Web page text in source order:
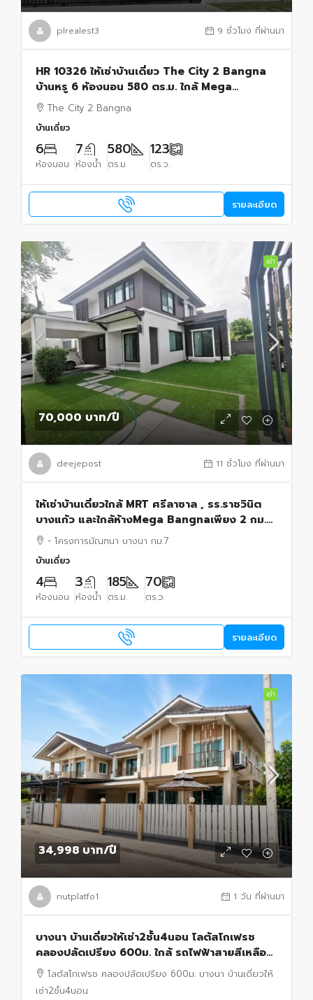
plrealest3 9 ชั่วโมง ที่ผ่านมา
HR 10326 ให้เช่าบ้านเดี่ยว The City 2 Bangna
บ้านหรู 6 ห้องนอน 580 ตร.ม. ใกล้ Mega
Bangna และโรงเรียนนานาชาติ
The City 2 Bangna
บ้านเดี่ยว
6
ห้องนอน
7
ห้องน้ำ
580
ตร.ม.
123
ตร.ว.
รายละเอียด
เช่า
70,000 บาท/ปี
deejepost 11 ชั่วโมง ที่ผ่านมา
ให้เช่าบ้านเดี่ยวใกล้ MRT ศรีลาซาล , รร.ราชวินิต
บางแก้ว และใกล้ห้างMega Bangnaเพียง 2 กม.
ใกล้ทางด่วน โครงการมัณฑนา บางนา กม.7
- โครงการมัณฑนา บางนา กม.7
บ้านเดี่ยว
4
ห้องนอน
3
ห้องน้ำ
185
ตร.ม.
70
ตร.ว.
รายละเอียด
เช่า
34,998 บาท/ปี
nutplatfo1 1 วัน ที่ผ่านมา
บางนา บ้านเดี่ยวให้เช่า2ชั้น4นอน โลตัสโกเฟรช
คลองปลัดเปรียง 600ม. ใกล้ รถไฟฟ้าสายสีเหลือง
สถานีศรีด่าน650 ม.เมกา บางนา 1 กม.
โลตัสโกเฟรช คลองปลัดเปรียง 600ม. บางนา บ้านเดี่ยวให้
เช่า2ชั้น4นอน